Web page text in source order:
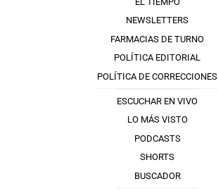
NEWSLETTERS
FARMACIAS DE TURNO
POLÍTICA EDITORIAL
POLÍTICA DE CORRECCIONES
ESCUCHAR EN VIVO
LO MÁS VISTO
PODCASTS
SHORTS
BUSCADOR